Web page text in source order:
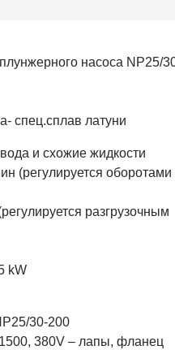
насоса NP25/
спец.сплав латуни
и схожие жидкости
(регулируется оборотами
разгрузочным
kW
30-200
380V – лапы, фланец